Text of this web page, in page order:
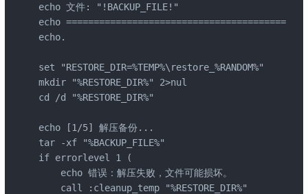
echo 文件: "!BACKUP_FILE!"
echo ========================================
echo.
set "RESTORE_DIR=%TEMP%\restore_%RANDOM%"
mkdir "%RESTORE_DIR%" 2>nul
cd /d "%RESTORE_DIR%"
echo [1/5] 解压备份...
tar -xf "%BACKUP_FILE%"
if errorlevel 1 (
    echo 错误：解压失败，文件可能损坏。
    call :cleanup_temp "%RESTORE_DIR%"